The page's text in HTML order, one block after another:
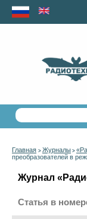
Главная > Журналы >
преобразователей в
Журнал
Статья в